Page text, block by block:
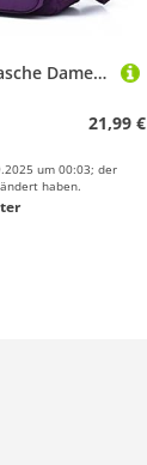
NOTAG Umhängetasche Damen, Leichte Schultertasche Damen Wasserdicht Nylon Mehrfach-Taschen RFID Handtasche Umhängetasche (Lila)
21,99 €
um 00:03; der
haben.